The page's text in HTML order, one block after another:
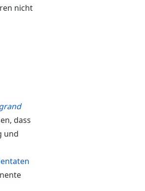
nicht
dass
und